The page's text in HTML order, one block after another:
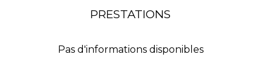
PRESTATIONS
Pas d'informations disponibles